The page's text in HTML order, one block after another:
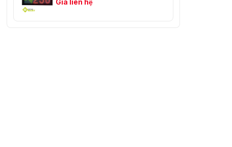
Giá liên hệ